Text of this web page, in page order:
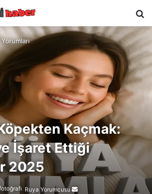
Kaçmak:
İşaret Ettiği
2025
Ruya Yorumcusu